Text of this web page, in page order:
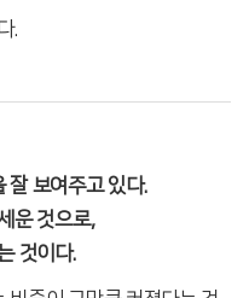
.
잘 보여주고 있다.
운 것으로,
것이다.